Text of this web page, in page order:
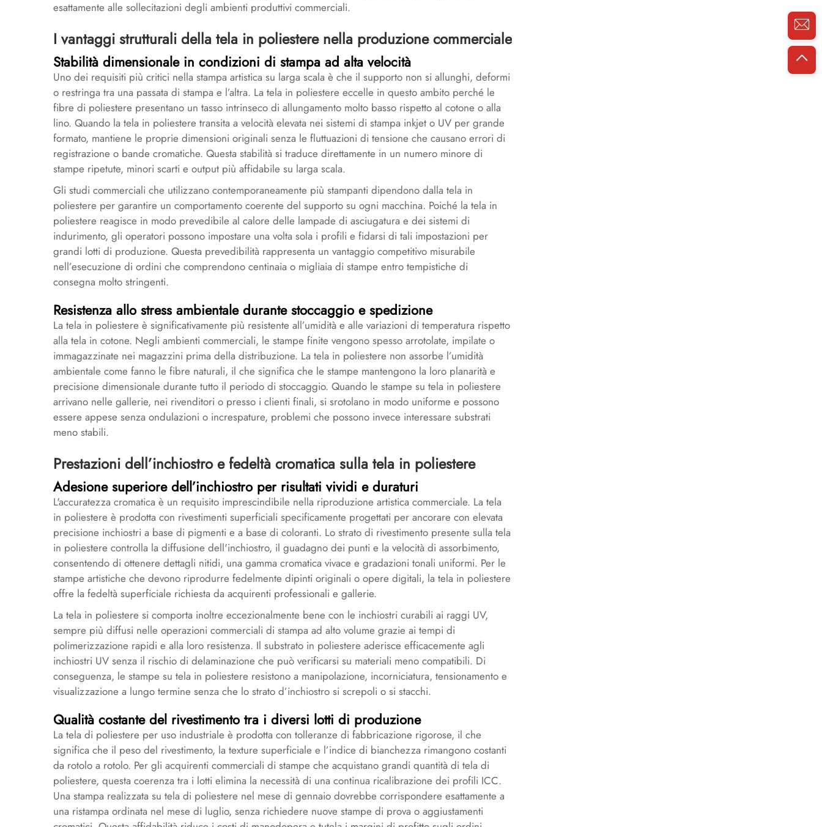
esattamente alle sollecitazioni degli ambienti produttivi commerciali.
I vantaggi strutturali della tela in poliestere nella produzione commerciale
Stabilità dimensionale in condizioni di stampa ad alta velocità
Uno dei requisiti più critici nella stampa artistica su larga scala è che il supporto non si allunghi, deformi
o restringa tra una passata di stampa e l’altra. La tela in poliestere eccelle in questo ambito perché le
fibre di poliestere presentano un tasso intrinseco di allungamento molto basso rispetto al cotone o alla
lino. Quando la tela in poliestere transita a velocità elevata nei sistemi di stampa inkjet o UV per grande
formato, mantiene le proprie dimensioni originali senza le fluttuazioni di tensione che causano errori di
registrazione o bande cromatiche. Questa stabilità si traduce direttamente in un numero minore di
stampe ripetute, minori scarti e output più affidabile su larga scala.
Gli studi commerciali che utilizzano contemporaneamente più stampanti dipendono dalla tela in
poliestere per garantire un comportamento coerente del supporto su ogni macchina. Poiché la tela in
poliestere reagisce in modo prevedibile al calore delle lampade di asciugatura e dei sistemi di
indurimento, gli operatori possono impostare una volta sola i profili e fidarsi di tali impostazioni per
grandi lotti di produzione. Questa prevedibilità rappresenta un vantaggio competitivo misurabile
nell’esecuzione di ordini che comprendono centinaia o migliaia di stampe entro tempistiche di
consegna molto stringenti.
Resistenza allo stress ambientale durante stoccaggio e spedizione
La tela in poliestere è significativamente più resistente all’umidità e alle variazioni di temperatura rispetto
alla tela in cotone. Negli ambienti commerciali, le stampe finite vengono spesso arrotolate, impilate o
immagazzinate nei magazzini prima della distribuzione. La tela in poliestere non assorbe l’umidità
ambientale come fanno le fibre naturali, il che significa che le stampe mantengono la loro planarità e
precisione dimensionale durante tutto il periodo di stoccaggio. Quando le stampe su tela in poliestere
arrivano nelle gallerie, nei rivenditori o presso i clienti finali, si srotolano in modo uniforme e possono
essere appese senza ondulazioni o increspature, problemi che possono invece interessare substrati
meno stabili.
Prestazioni dell’inchiostro e fedeltà cromatica sulla tela in poliestere
Adesione superiore dell’inchiostro per risultati vividi e duraturi
L'accuratezza cromatica è un requisito imprescindibile nella riproduzione artistica commerciale. La tela
in poliestere è prodotta con rivestimenti superficiali specificamente progettati per ancorare con elevata
precisione inchiostri a base di pigmenti e a base di coloranti. Lo strato di rivestimento presente sulla tela
in poliestere controlla la diffusione dell'inchiostro, il guadagno dei punti e la velocità di assorbimento,
consentendo di ottenere dettagli nitidi, una gamma cromatica vivace e gradazioni tonali uniformi. Per le
stampe artistiche che devono riprodurre fedelmente dipinti originali o opere digitali, la tela in poliestere
offre la fedeltà superficiale richiesta da acquirenti professionali e gallerie.
La tela in poliestere si comporta inoltre eccezionalmente bene con le inchiostri curabili ai raggi UV,
sempre più diffusi nelle operazioni commerciali di stampa ad alto volume grazie ai tempi di
polimerizzazione rapidi e alla loro resistenza. Il substrato in poliestere aderisce efficacemente agli
inchiostri UV senza il rischio di delaminazione che può verificarsi su materiali meno compatibili. Di
conseguenza, le stampe su tela in poliestere resistono a manipolazione, incorniciatura, tensionamento e
visualizzazione a lungo termine senza che lo strato d’inchiostro si screpoli o si stacchi.
Qualità costante del rivestimento tra i diversi lotti di produzione
La tela di poliestere per uso industriale è prodotta con tolleranze di fabbricazione rigorose, il che
significa che il peso del rivestimento, la texture superficiale e l’indice di bianchezza rimangono costanti
da rotolo a rotolo. Per gli acquirenti commerciali di stampe che acquistano grandi quantità di tela di
poliestere, questa coerenza tra i lotti elimina la necessità di una continua ricalibrazione dei profili ICC.
Una stampa realizzata su tela di poliestere nel mese di gennaio dovrebbe corrispondere esattamente a
una ristampa ordinata nel mese di luglio, senza richiedere nuove stampe di prova o aggiustamenti